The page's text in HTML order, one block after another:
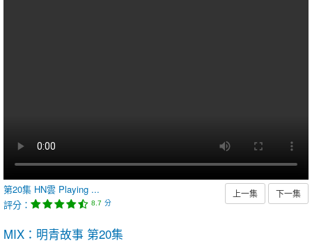
第20集 HN雲 Playing ...
評分：
8.7 分
上一集 下一集
MIX：明青故事 第20集